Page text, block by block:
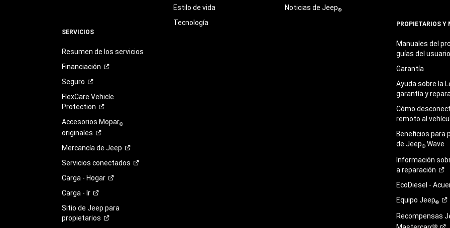
SERVICIOS
Resumen de los servicios
Financiación
Seguro
FlexCare Vehicle
Protection
Accesorios Mopar®
originales
Mercancía de Jeep
Servicios conectados
Carga - Hogar
Carga - Ir
Sitio de Jeep para
propietarios
Estilo de vida
Tecnología
Noticias de Jeep®
PROPIETARIOS Y
Manuales del
guías delusuario
Garantía
Ayuda sobre la
garantía y
Cómo
remoto al
Beneficios para
de Jeep® Wave
Información
areparación
EcoDiesel -
Equipo Jeep®
Recompensas
®